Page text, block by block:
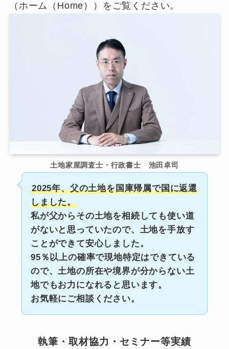
（ホーム（Home））をご覧ください。
土地家屋調査士・行政書士 池田卓司
2025年、父の土地を国庫帰属で国に返還
しました。
私が父からその土地を相続しても使い道
がないと思っていたので、土地を手放す
ことができて安心しました。
95％以上の確率で現地特定はできている
ので、土地の所在や境界が分からない土
地でもお力になれると思います。
お気軽にご相談ください。
執筆・取材協力・セミナー等実績